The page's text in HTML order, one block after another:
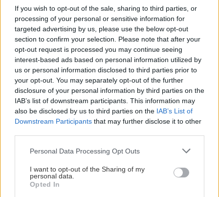
If you wish to opt-out of the sale, sharing to third parties, or
processing of your personal or sensitive information for
targeted advertising by us, please use the below opt-out
section to confirm your selection. Please note that after your
opt-out request is processed you may continue seeing
interest-based ads based on personal information utilized by
us or personal information disclosed to third parties prior to
your opt-out. You may separately opt-out of the further
disclosure of your personal information by third parties on the
IAB’s list of downstream participants. This information may
also be disclosed by us to third parties on the IAB’s List of
Downstream Participants that may further disclose it to other
Personal Data Processing Opt Outs
I want to opt-out of the Sharing of my
personal data.
Opted In
περισσότερο την τσέπη σου το 2026;
13:23
ΚΡΗΤΗ
Σε πύρινο συναγερμό η χώρα - Στο «κόκκινο» ο
κίνδυνος πυρκαγιάς στην Κρήτη με ριπές
ανέμων έως 110 χλμ./ώρα
13:14
ΚΡΗΤΗ
Τραγωδία στα Μάλια: Ανασύρθηκε νεκρός από
Η Βαλέρια Χοψονίδου και ο Αντώνης
Βλωτιδέλλης βάφτισαν τον μοναχογιό τους
ΚΡΗΤΗ
Κρήτη: Σύλληψη 52χρονου για
κάνναβη – Βρέθηκαν και τρία
δενδρύλλια
ΕΛΛΑΔΑ
αστυνομικοί, συνελήφθη 20χρονος
Γερμανός – Πώς έγινε το τροχαίο